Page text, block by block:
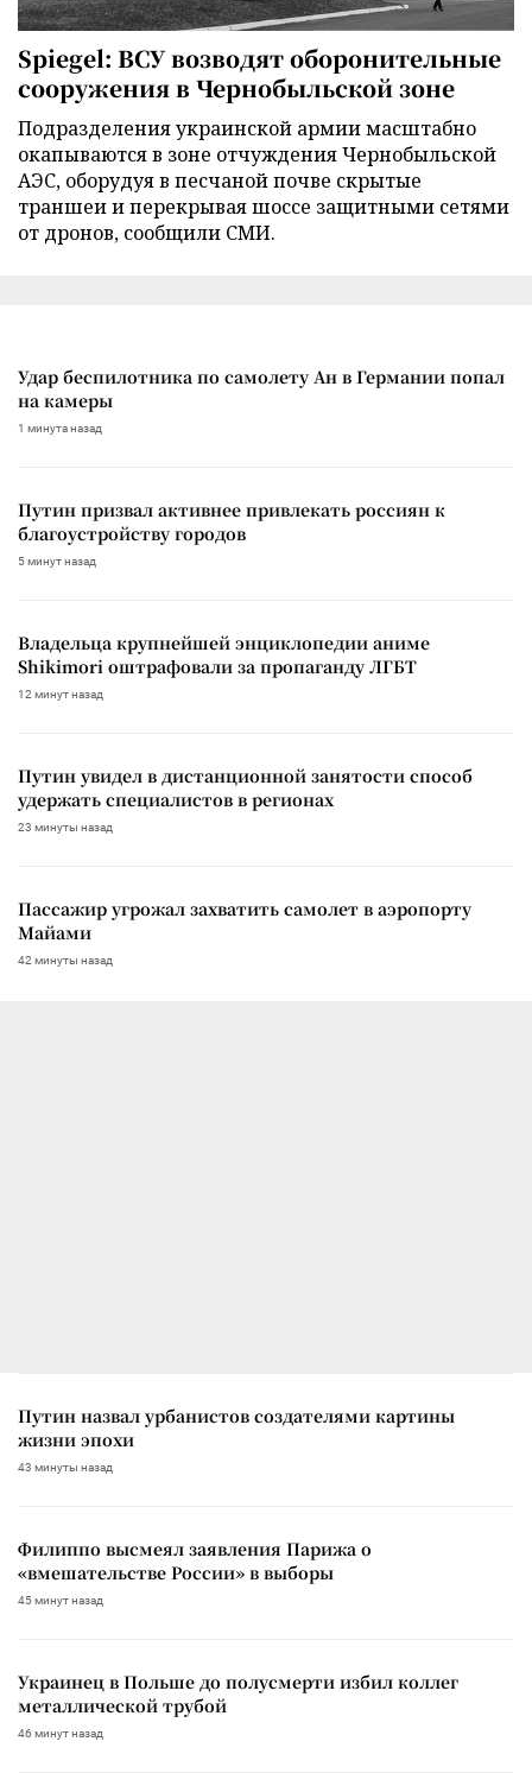
Spiegel: ВСУ возводят оборонительные
сооружения в Чернобыльской зоне
Подразделения украинской армии масштабно
окапываются в зоне отчуждения Чернобыльской
АЭС, оборудуя в песчаной почве скрытые
траншеи и перекрывая шоссе защитными сетями
от дронов, сообщили СМИ.
Удар беспилотника по самолету Ан в Германии попал
на камеры
1 минута назад
Путин призвал активнее привлекать россиян к
благоустройству городов
5 минут назад
Владельца крупнейшей энциклопедии аниме
Shikimori оштрафовали за пропаганду ЛГБТ
12 минут назад
Путин увидел в дистанционной занятости способ
удержать специалистов в регионах
23 минуты назад
Пассажир угрожал захватить самолет в аэропорту
Майами
42 минуты назад
Путин назвал урбанистов создателями картины
жизни эпохи
43 минуты назад
Филиппо высмеял заявления Парижа о
«вмешательстве России» в выборы
45 минут назад
Украинец в Польше до полусмерти избил коллег
металлической трубой
46 минут назад